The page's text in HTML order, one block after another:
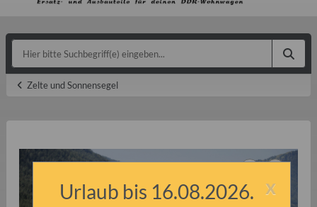
Zelte und Sonnensegel
x
Urlaub bis 16.08.2026.